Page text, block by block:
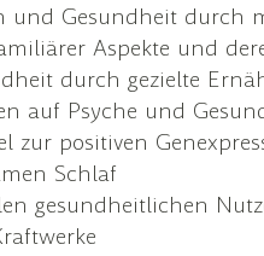
und Gesundheit durch
Aspekte und
durch gezielte
auf Psyche und
zur positiven
Schlaf
gesundheitlichen